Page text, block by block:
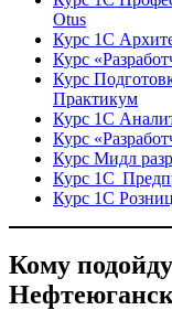
Otus
Курс 1С
Курс
Курс
Практикум
Курс 1С
Курс
Курс Мидл
Курс 1С
Курс 1С
Кому